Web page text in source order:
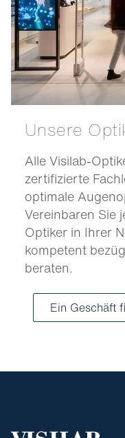
Unsere
Alle Visilab-
zertifizierte
optimale
Vereinbaren Sie
Optiker in Ihrer
kompetent
beraten.
Ein Geschäft